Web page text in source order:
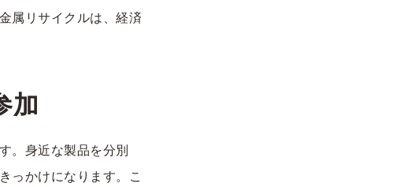
属リサイクルは、経済
加
。身近な製品を分別
っかけになります。こ